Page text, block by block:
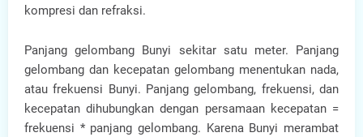
kompresi dan refraksi.
Panjang gelombang Bunyi sekitar satu meter. Panjang
gelombang dan kecepatan gelombang menentukan nada,
atau frekuensi Bunyi. Panjang gelombang, frekuensi, dan
kecepatan dihubungkan dengan persamaan kecepatan =
frekuensi * panjang gelombang. Karena Bunyi merambat